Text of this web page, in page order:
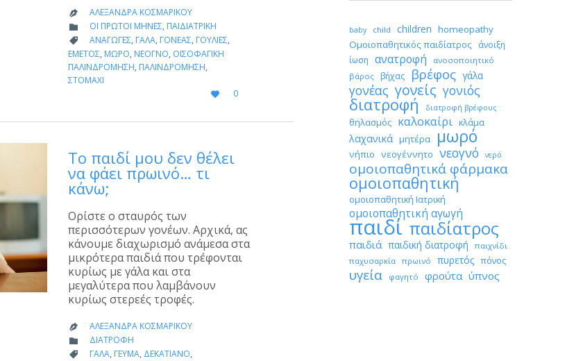
 ΑΛΕΞΆΝΔΡΑ ΚΟΣΜΑΡΊΚΟΥ
 CATEGORY
ΟΙ ΠΡΏΤΟΙ ΜΉΝΕΣ, ΠΑΙΔΙΑΤΡΙΚΉ
 CATEGORY
ΑΝΑΓΩΓΈΣ, ΓΆΛΑ, ΓΟΝΈΑΣ, ΓΟΥΛΙΈΣ,
ΕΜΕΤΌΣ, ΜΩΡΌ, ΝΕΟΓΝΌ, ΟΙΣΟΦΑΓΙΚΉ
ΠΑΛΙΝΔΡΌΜΗΣΗ, ΠΑΛΙΝΔΡΌΜΗΣΗ,
ΣΤΟΜΆΧΙ

LOVE
IT
0
Το παιδί μου δεν θέλει
να φάει πρωινό… τι
κάνω;
Ορίστε ο σταυρός των
περισσότερων γονέων. Αρχικά, ας
κάνουμε διαχωρισμό ανάμεσα στα
μικρότερα παιδιά που τρέφονται
κυρίως με γάλα και στα
μεγαλύτερα που λαμβάνουν
κυρίως στερεές τροφές.
 ΑΛΕΞΆΝΔΡΑ ΚΟΣΜΑΡΊΚΟΥ
 CATEGORY
ΔΙΑΤΡΟΦΉ
 CATEGORY
ΓΆΛΑ, ΓΕΎΜΑ, ΔΕΚΑΤΙΑΝΌ,
baby child children homeopathy
Ομοιοπαθητικός παιδίατρος άνοιξη
ίωση ανατροφή
ανοσοποιητικό
βάρος
βήχας βρέφος γάλα
γονέας γονείς γονιός
διατροφή διατροφή βρέφους
θηλασμός καλοκαίρι κλάμα
λαχανικά μητέρα μωρό
νήπιο νεογέννητο νεογνό νερό
ομοιοπαθητικά φάρμακα
ομοιοπαθητική
ομοιοπαθητική Ιατρική
ομοιοπαθητική αγωγή
παιδί παιδίατρος
παιδιά παιδική διατροφή
παιχνίδι
παχυσαρκία πρωινό πυρετός πόνος
υγεία φαγητό φρούτα ύπνος